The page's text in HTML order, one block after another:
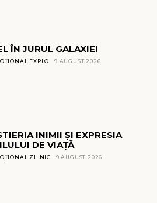
ÎN JURUL GALAXIEI
EXPLO 9 AUGUST 2026
INIMII ȘI EXPRESIA
DE VIAȚĂ
ZILNIC 9 AUGUST 2026